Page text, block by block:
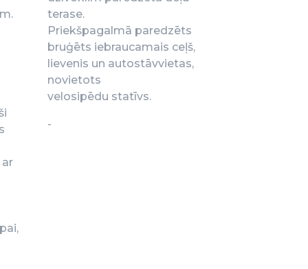
ar
terase.
Priekšpagalmā paredzēts
bruģēts iebraucamais ceļš,
lievenis un autostāvvietas,
novietots
velosipēdu statīvs.
-